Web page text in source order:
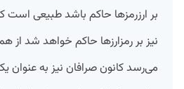
بر ارزرمزها حاکم باشدطبیعی است
نیز بررمزارزها حاکم خواهد شد از
می‌رسدکانونصرافان نیز بهعنوان